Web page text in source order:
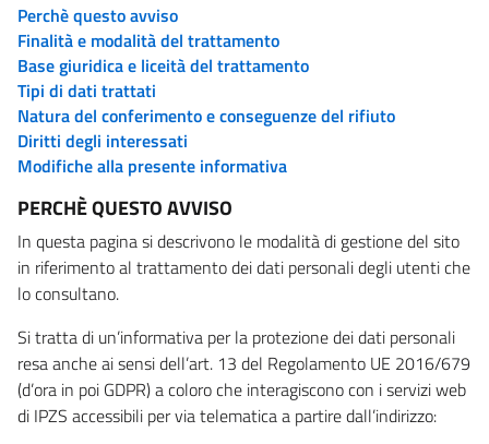
Perchè questo avviso
Finalità e modalità del trattamento
Base giuridica e liceità del trattamento
Tipi di dati trattati
Natura del conferimento e conseguenze del rifiuto
Diritti degli interessati
Modifiche alla presente informativa
PERCHÈ QUESTO AVVISO
In questa pagina si descrivono le modalità di gestione del sito
in riferimento al trattamento dei dati personali degli utenti che
lo consultano.
Si tratta di un’informativa per la protezione dei dati personali
resa anche ai sensi dell’art. 13 del Regolamento UE 2016/679
(d’ora in poi GDPR) a coloro che interagiscono con i servizi web
di IPZS accessibili per via telematica a partire dall’indirizzo: